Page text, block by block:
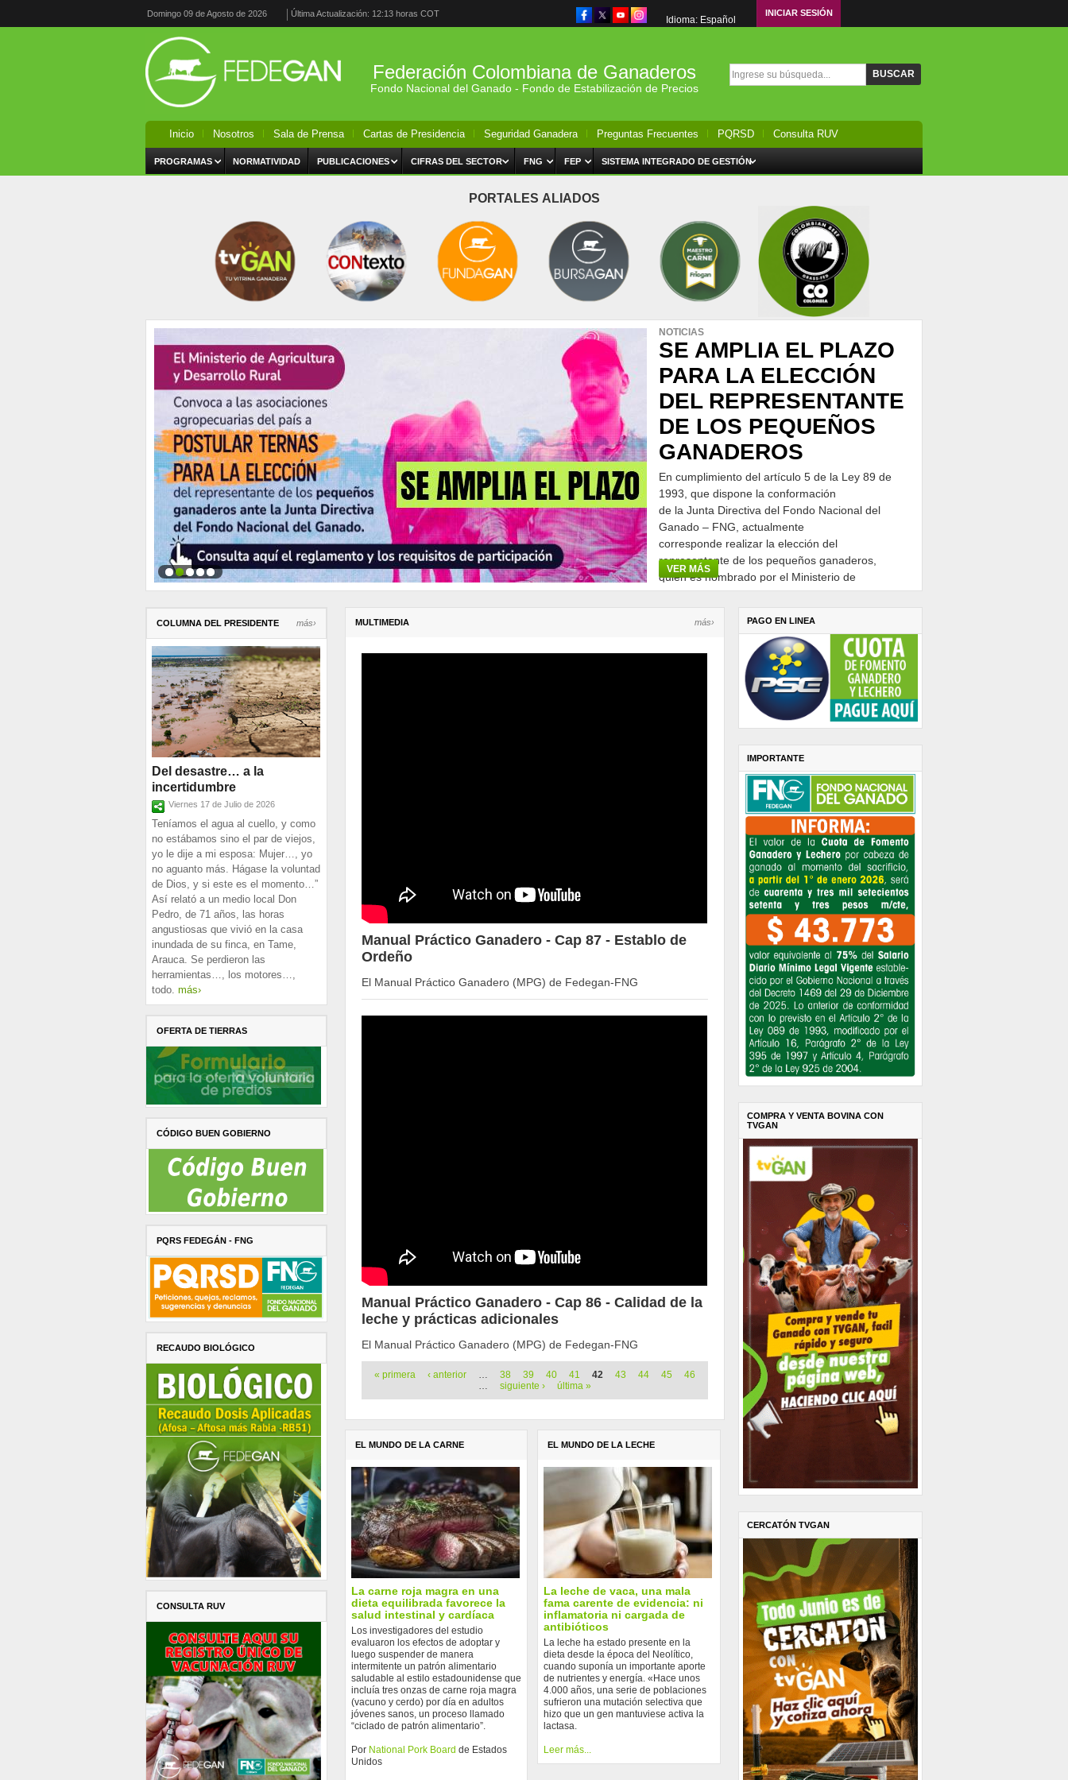
Domingo 09 de Agosto de 2026 Última Actualización: 12:13 horas COT
Idioma: Español
INICIAR SESIÓN
Federación Colombiana de Ganaderos Formulario de búsqueda
Buscar
Fondo Nacional del Ganado - Fondo de Estabilización de Precios
Inicio Nosotros Sala de Prensa Cartas de Presidencia Seguridad Ganadera Preguntas Frecuentes PQRSD Consulta RUV
PROGRAMAS NORMATIVIDAD PUBLICACIONES CIFRAS DEL SECTOR FNG FEP SISTEMA INTEGRADO DE GESTIÓN
PORTALES ALIADOS
NOTICIAS
SE AMPLIA EL PLAZO
PARA LA ELECCIÓN
DEL REPRESENTANTE
DE LOS PEQUEÑOS
GANADEROS
En cumplimiento del artículo 5 de la Ley 89 de
1993, que dispone la conformación
de la Junta Directiva del Fondo Nacional del
Ganado – FNG, actualmente
corresponde realizar la elección del
representante de los pequeños ganaderos,
quien es nombrado por el Ministerio de
Agricultura y Desarrollo Rural - MADR de
Agropecuarias
VER MÁS
COLUMNA DEL PRESIDENTE más›
Del desastre… a la
incertidumbre
Viernes 17 de Julio de 2026
Teníamos el agua al cuello, y como
no estábamos sino el par de viejos,
yo le dije a mi esposa: Mujer…, yo
no aguanto más. Hágase la voluntad
de Dios, y si este es el momento…”
Así relató a un medio local Don
Pedro, de 71 años, las horas
angustiosas que vivió en la casa
inundada de su finca, en Tame,
Arauca. Se perdieron las
herramientas…, los motores…,
todo. más›
OFERTA DE TIERRAS
CÓDIGO BUEN GOBIERNO
PQRS FEDEGÁN - FNG
RECAUDO BIOLÓGICO
CONSULTA RUV
MULTIMEDIA más›
Manual Práctico Ganadero - Cap 87 - Establo de
Ordeño
El Manual Práctico Ganadero (MPG) de Fedegan-FNG
Manual Práctico Ganadero - Cap 86 - Calidad de la
leche y prácticas adicionales
El Manual Práctico Ganadero (MPG) de Fedegan-FNG
Páginas
« primera ‹ anterior … 38 39 40 41 42 43 44 45
46
…
siguiente › última »
EL MUNDO DE LA CARNE
La carne roja magra en una
dieta equilibrada favorece la
salud intestinal y cardíaca
Los investigadores del estudio
evaluaron los efectos de adoptar y
luego suspender de manera
intermitente un patrón alimentario
saludable al estilo estadounidense que
incluía tres onzas de carne roja magra
(vacuno y cerdo) por día en adultos
jóvenes sanos, un proceso llamado
“ciclado de patrón alimentario”.
Por National Pork Board de Estados
Unidos
EL MUNDO DE LA LECHE
La leche de vaca, una mala
fama carente de evidencia: ni
inflamatoria ni cargada de
antibióticos
La leche ha estado presente en la
dieta desde la época del Neolítico,
cuando suponía un importante aporte
de nutrientes y energía. «Hace unos
4.000 años, una serie de poblaciones
sufrieron una mutación selectiva que
hizo que un gen mantuviese activa la
lactasa.
Leer más...
PAGO EN LINEA
IMPORTANTE
COMPRA Y VENTA BOVINA CON
TVGAN
CERCATÓN TVGAN